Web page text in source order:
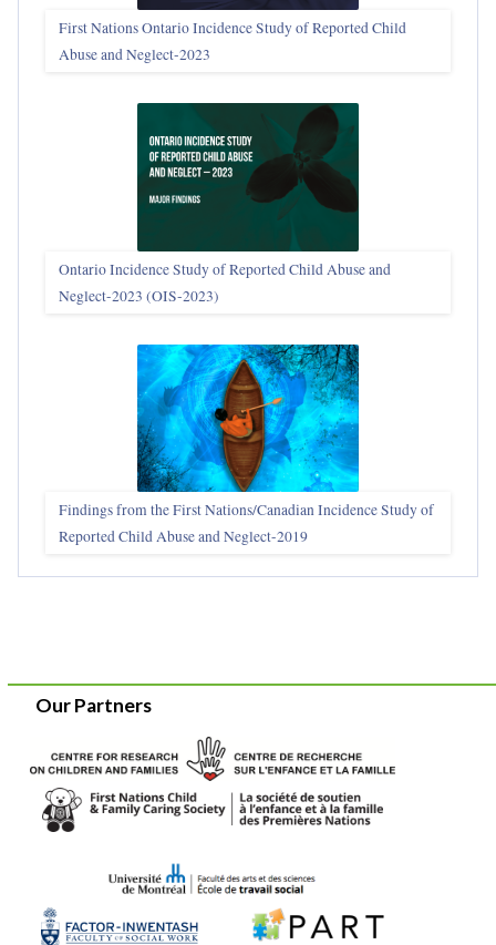
First Nations Ontario Incidence Study of Reported Child
Abuse and Neglect‑2023
Ontario Incidence Study of Reported Child Abuse and
Neglect-2023 (OIS‑2023)
Findings from the First Nations/Canadian Incidence Study of
Reported Child Abuse and Neglect-2019
Our Partners